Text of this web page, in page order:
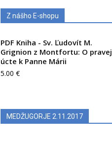
Z nášho E-shopu
PDF Kniha - Sv. Ľudovít M.
Grignion z Montfortu: O pravej
úcte k Panne Márii
5.00 €
MEDŽUGORJE 2.11.2017